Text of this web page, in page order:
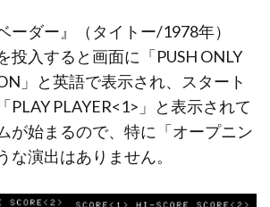
ーダー』（タイトー/1978年）
投入すると画面に「PUSH ONLY
」と英語で表示され、スタート
PLAY PLAYER<1>」と表示されて
が始まるので、特に「オープニン
な演出はありません。